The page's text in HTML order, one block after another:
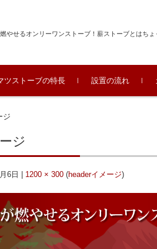
やせるオンリーワンストーブ！薪ストーブとはち
ツストーブの特長 設置の流れ
ジ
ジ
6日 | 1200 × 300(headerイメージ)